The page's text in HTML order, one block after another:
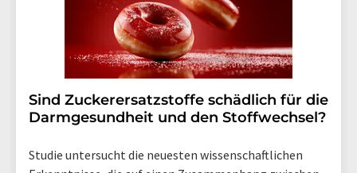
Sind Zuckerersatzstoffe schädlich für die
Darmgesundheit und den Stoffwechsel?
Studie untersucht die neuesten wissenschaftlichen